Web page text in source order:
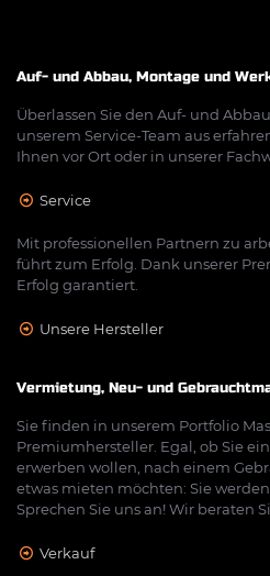
Auf- und Abbau, Montage und
Überlassen Sie den Auf- und
unserem Service-Team aus
Ihnen vor Ort oder in unserer
Service
Mit professionellen Partnern zu
führt zum Erfolg. Dank unserer
Erfolg garantiert.
Unsere Hersteller
Vermietung, Neu- und
Sie finden in unserem Portfolio
Premiumhersteller. Egal, ob Sie
erwerben wollen, nach einem
etwas mieten möchten: Sie
Sprechen Sie uns an! Wir beraten
Verkauf